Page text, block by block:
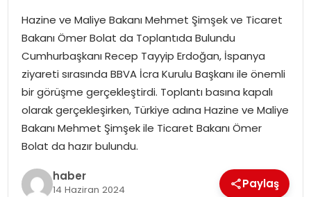
YAŞAM
MAGAZIN
SAĞLIK
SOSYAL HABER
Hazine ve Maliye Bakanı Mehmet Şimşek ve Ticaret
Bakanı Ömer Bolat da Toplantıda Bulundu
Cumhurbaşkanı Recep Tayyip Erdoğan, İspanya
ziyareti sırasında BBVA İcra Kurulu Başkanı ile önemli
bir görüşme gerçekleştirdi. Toplantı basına kapalı
olarak gerçekleşirken, Türkiye adına Hazine ve Maliye
Bakanı Mehmet Şimşek ile Ticaret Bakanı Ömer
Bolat da hazır bulundu.
haber
14 Haziran 2024 Paylaş